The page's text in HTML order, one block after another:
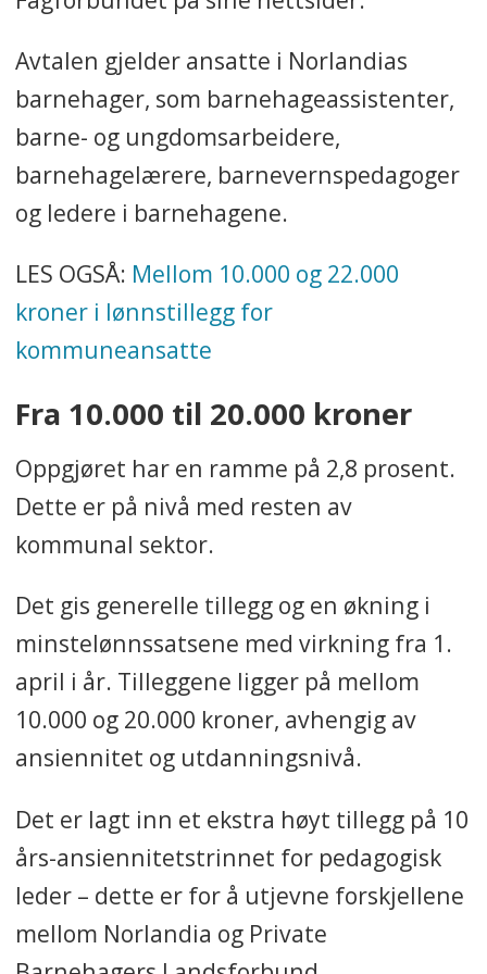
Avtalen gjelder ansatte i Norlandias
barnehager, som barnehageassistenter,
barne- og ungdomsarbeidere,
barnehagelærere, barnevernspedagoger
og ledere i barnehagene.
LES OGSÅ: Mellom 10.000 og 22.000
kroner i lønnstillegg for
kommuneansatte
Fra 10.000 til 20.000 kroner
Oppgjøret har en ramme på 2,8 prosent.
Dette er på nivå med resten av
kommunal sektor.
Det gis generelle tillegg og en økning i
minstelønnssatsene med virkning fra 1.
april i år. Tilleggene ligger på mellom
10.000 og 20.000 kroner, avhengig av
ansiennitet og utdanningsnivå.
Det er lagt inn et ekstra høyt tillegg på 10
års-ansiennitetstrinnet for pedagogisk
leder – dette er for å utjevne forskjellene
mellom Norlandia og Private